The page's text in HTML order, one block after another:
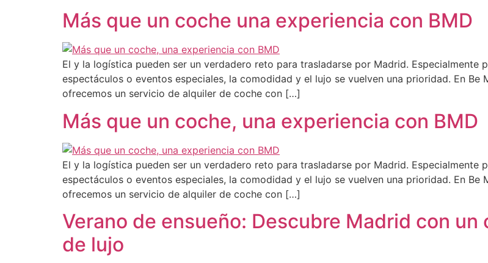
Más que un coche una experiencia con BMD
El y la logística pueden ser un verdadero reto para trasladarse por Madrid. Especialmente
espectáculos o eventos especiales, la comodidad y el lujo se vuelven una prioridad. En
ofrecemos un servicio de alquiler de coche con […]
Más que un coche, una experiencia con BMD
El y la logística pueden ser un verdadero reto para trasladarse por Madrid. Especialmente
espectáculos o eventos especiales, la comodidad y el lujo se vuelven una prioridad. En
ofrecemos un servicio de alquiler de coche con […]
Verano de ensueño: Descubre Madrid con
de lujo